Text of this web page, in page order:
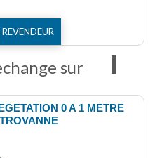
sur
0 A 1 METRE